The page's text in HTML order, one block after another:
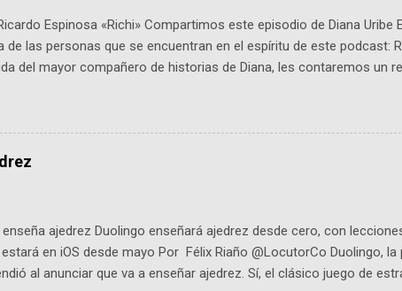
Espinosa «Richi» Compartimos este episodio de Diana Uribe
de las personas que se encuentran en el espíritu de este podcast:
del mayor compañero de historias de Diana, les contaremos un
viene "la fuerza poderosa", del relato viviente que encarna una
un personaje de gabán y sombrero que parecía sacado
-La colección Ricardo Espinosa: los cómics, las novelas y los
en la Biblioteca Luis Ángel Arango ¡Síguenos en nuestras Redes
ajedrez Duolingo enseñará ajedrez desde cero, con
en iOS desde mayo Por Félix Riaño @LocutorCo Duolingo,
al anunciar que va a enseñar ajedrez. Sí, el clásico juego de